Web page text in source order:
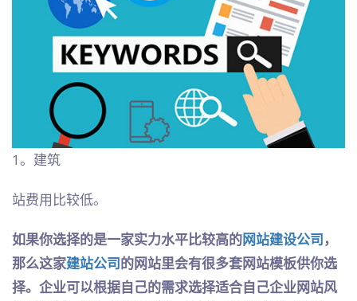
1。建筑
站费用比较低。
如果你选择的是一家实力水平比较高的网站建设公司，
那么这家建站公司的网站里会有很多套网站模板供你选
择。企业可以根据自己的需求选择适合自己企业网站风